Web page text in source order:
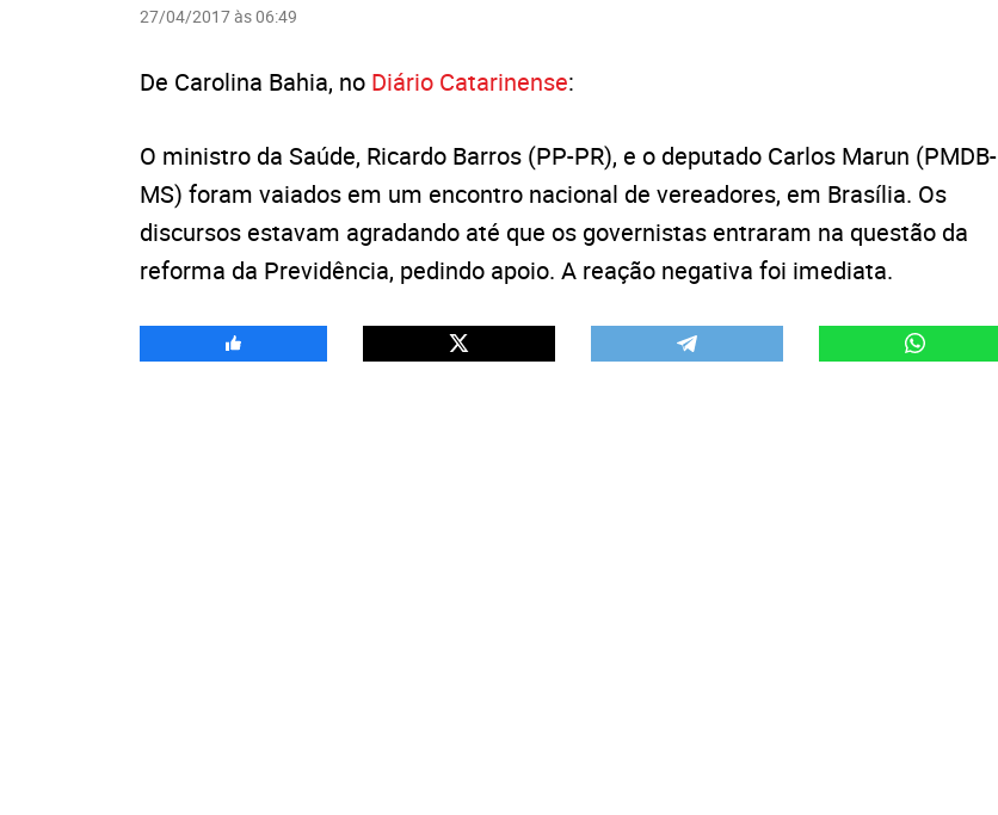
27/04/2017 às 06:49
De Carolina Bahia, no Diário Catarinense:
O ministro da Saúde, Ricardo Barros (PP-PR), e o deputado Carlos Marun (PMDB-
MS) foram vaiados em um encontro nacional de vereadores, em Brasília. Os
discursos estavam agradando até que os governistas entraram na questão da
reforma da Previdência, pedindo apoio. A reação negativa foi imediata.